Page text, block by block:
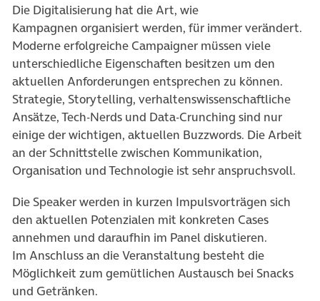
Die Digitalisierung hat die Art, wie
Kampagnen organisiert werden, für immer verändert.
Moderne erfolgreiche Campaigner müssen viele
unterschiedliche Eigenschaften besitzen um den
aktuellen Anforderungen entsprechen zu können.
Strategie, Storytelling, verhaltenswissenschaftliche
Ansätze, Tech-Nerds und Data-Crunching sind nur
einige der wichtigen, aktuellen Buzzwords. Die Arbeit
an der Schnittstelle zwischen Kommunikation,
Organisation und Technologie ist sehr anspruchsvoll.
Die Speaker werden in kurzen Impulsvorträgen sich
den aktuellen Potenzialen mit konkreten Cases
annehmen und daraufhin im Panel diskutieren.
Im Anschluss an die Veranstaltung besteht die
Möglichkeit zum gemütlichen Austausch bei Snacks
und Getränken.